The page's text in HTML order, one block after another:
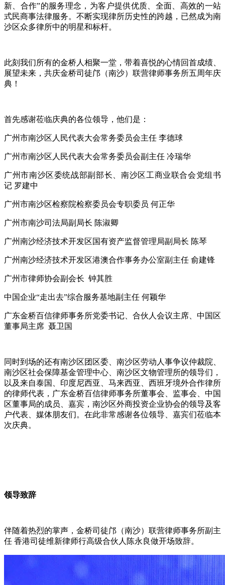
新、合作”的服务理念，为客户提供优质、全面、高效的一站
式民商事法律服务。不断实现律所历史性的跨越，已然成为南
沙区众多律所中的明星和标杆。
此刻我们所有的金桥人相聚一堂，带着喜悦的心情回首成绩、
展望未来，共庆金桥司徒邝（南沙）联营律师事务所五周年庆
典！
首先感谢莅临庆典的各位领导，他们是：
广州市南沙区人民代表大会常务委员会主任 李德球
广州市南沙区人民代表大会常务委员会副主任 冷瑞华
广州市南沙区委统战部副部长、南沙区工商业联合会党组书
记 罗建中
广州市南沙区检察院检察委员会专职委员 何正华
广州市南沙司法局副局长 陈淑卿
广州南沙经济技术开发区国有资产监督管理局副局长 陈琴
广州南沙经济技术开发区港澳合作事务办公室副主任 俞建锋
广州市律师协会副会长 钟其胜
中国企业“走出去”综合服务基地副主任 何颖华
广东金桥百信律师事务所党委书记、合伙人会议主席、中国区
董事局主席 聂卫国
同时到场的还有南沙区团区委、南沙区劳动人事争议仲裁院、
南沙区社会保障基金管理中心、南沙区文物管理所的领导们，
以及来自泰国、印度尼西亚、马来西亚、西班牙境外合作律所
的律师代表，广东金桥百信律师事务所董事会、监事会、中国
区董事局的成员、嘉宾，南沙区外商投资企业协会的领导及客
户代表、媒体朋友们。在此非常感谢各位领导、嘉宾们莅临本
次庆典。
领导致辞
伴随着热烈的掌声，金桥司徒邝（南沙）联营律师事务所副主
任 香港司徒维新律师行高级合伙人陈永良做开场致辞。